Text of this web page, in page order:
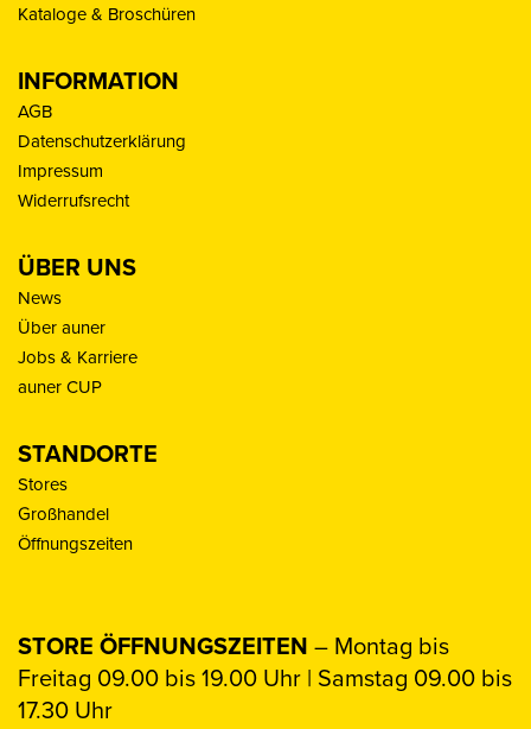
Kataloge & Broschüren
INFORMATION
AGB
Datenschutzerklärung
Impressum
Widerrufsrecht
ÜBER UNS
News
Über auner
Jobs & Karriere
auner CUP
STANDORTE
Stores
Großhandel
Öffnungszeiten
STORE ÖFFNUNGSZEITEN – Montag bis
Freitag 09.00 bis 19.00 Uhr | Samstag 09.00 bis
17.30 Uhr